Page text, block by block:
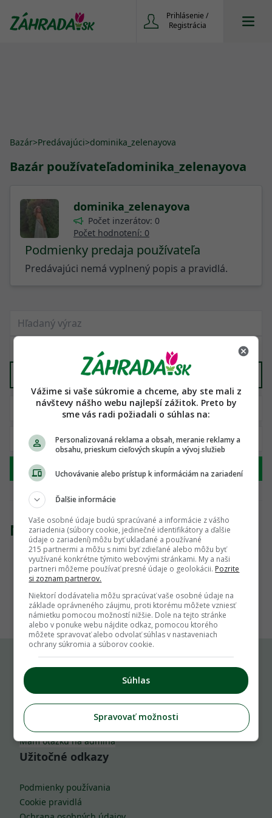
Prihlásenie /
Registrácia
Bazár>Predávajúci>dominika_zelenayova
Bazár používateľadominika_zelenayova
dominika_zelenayova
Počet inzerátov: 0
Počet hodnotení: 0
Podmienky predaja používateľa
Predávajúci nemá vyplnený popis a pravidlá.
Vyber kategóriu
Hľadať
Nenašli sme žiadny produkt
1
Komu môžeš napísať
info@zahrada.sk
Nahlás chybu
Mám otázku na admina
Užitočné odkazy
Podmienky používania
Cookie pravidlá
Vážime si vaše súkromie a chceme, aby ste mali z
návštevy nášho webu najlepší zážitok. Preto by
sme vás radi požiadali o súhlas na:
Personalizovaná reklama a obsah, meranie reklamy a
obsahu, prieskum cieľových skupín a vývoj služieb
Uchovávanie alebo prístup k informáciám na zariadení
Ďalšie informácie
Vaše osobné údaje budú spracúvané a informácie z vášho
zariadenia (súbory cookie, jedinečné identifikátory a ďalšie
údaje o zariadení) môžu byť ukladané a používané
215 partnermi a môžu s nimi byť zdieľané alebo môžu byť
využívané konkrétne týmito webovými stránkami. My a naši
partneri môžeme používať presné údaje o geolokácii. Pozrite
si zoznam partnerov.
Niektorí dodávatelia môžu spracúvať vaše osobné údaje na
základe oprávneného záujmu, proti ktorému môžete vzniesť
námietku pomocou možností nižšie. Dole na tejto stránke
alebo v ponuke webu nájdite odkaz, pomocou ktorého
môžete spravovať alebo odvolať súhlas v nastaveniach
ochrany súkromia a súborov cookie.
Súhlas
Spravovať možnosti